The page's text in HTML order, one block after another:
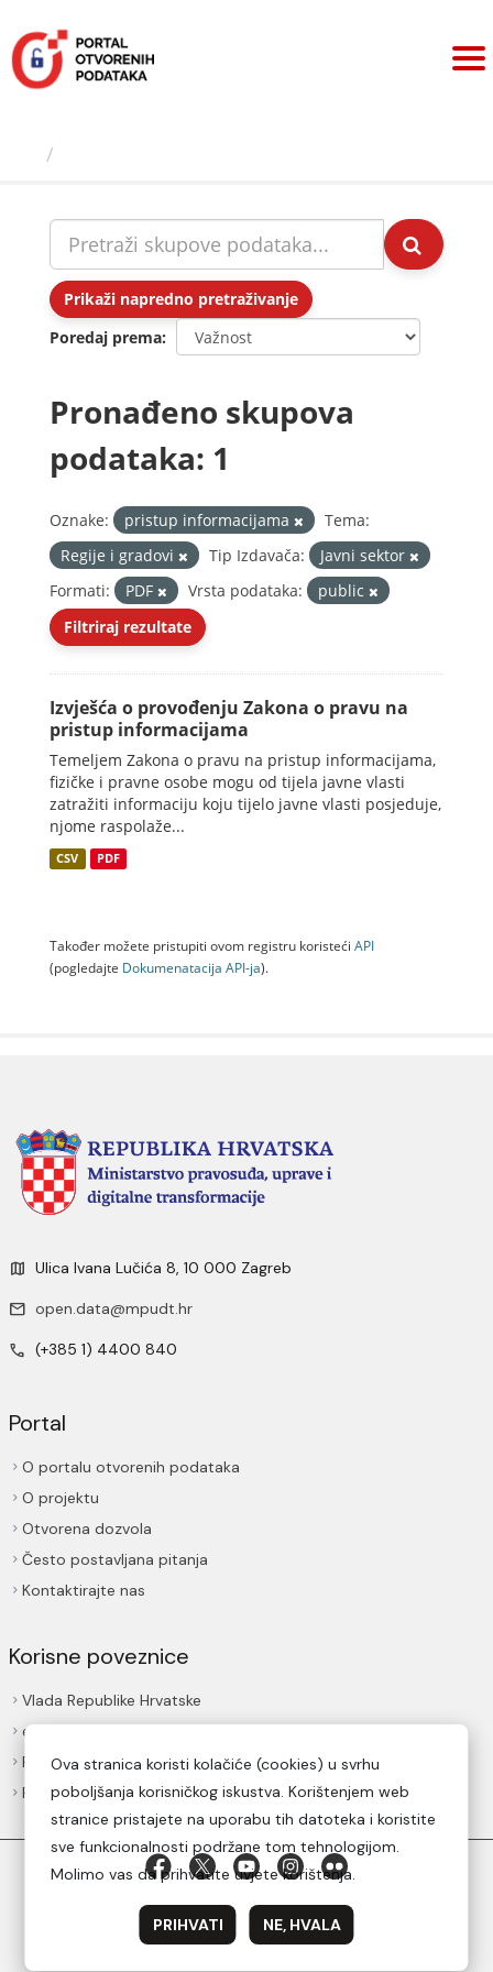
sadržaj
Prikaži napredno pretraživanje
Poredaj prema
Pronađeno skupova
podataka: 1
Oznake: pristup informacijama
Tema:
Regije i gradovi
Tip Izdavača:
Javni sektor
Formati:
PDF Vrsta podataka:
public
Filtriraj rezultate
Izvješća o provođenju Zakona o pravu na
pristup informacijama
Temeljem Zakona o pravu na pristup informacijama,
fizičke i pravne osobe mogu od tijela javne vlasti
zatražiti informaciju koju tijelo javne vlasti posjeduje,
njome raspolaže...
CSV PDF
Također možete pristupiti ovom registru koristeći API
(pogledajte Dokumenаtаcijа API-jа).